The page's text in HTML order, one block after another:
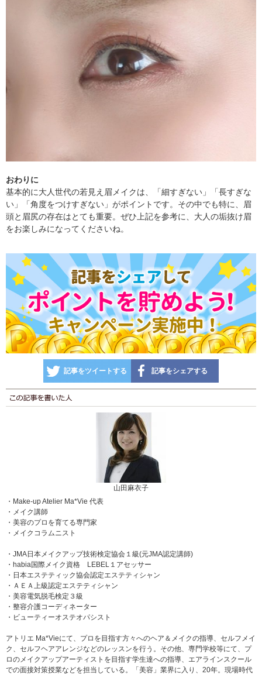
おわりに
基本的に大人世代の若見え眉メイクは、「細すぎない」「長すぎな
い」「角度をつけすぎない」がポイントです。その中でも特に、眉
頭と眉尻の存在はとても重要。ぜひ上記を参考に、大人の垢抜け眉
をお楽しみになってくださいね。
記事をツイートする 記事をシェアする
山田麻衣子
・Make-up Atelier Ma*Vie 代表
・メイク講師
・美容のプロを育てる専門家
・メイクコラムニスト
・JMA日本メイクアップ技術検定協会１級(元JMA認定講師)
・habia国際メイク資格 LEBEL１アセッサー
・日本エステティック協会認定エステティシャン
・ＡＥＡ上級認定エステティシャン
・美容電気脱毛検定３級
・整容介護コーディネーター
・ビューティーオステオパシスト
アトリエ Ma*Vieにて、プロを目指す方々へのヘア＆メイクの指導、セルフメイ
ク、セルフヘアアレンジなどのレッスンを行う。その他、専門学校等にて、プ
ロのメイクアップアーティストを目指す学生達への指導、エアラインスクール
での面接対策授業などを担当している。「美容」業界に入り、20年。現場時代